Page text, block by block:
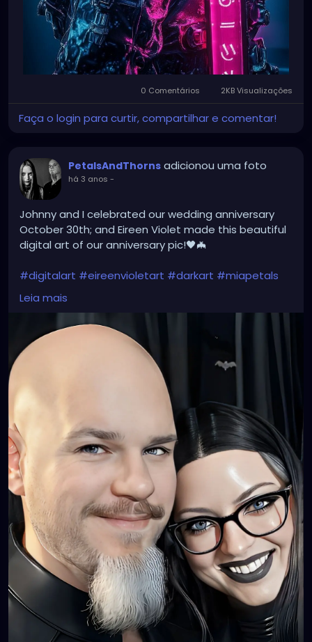
0 Comentários 2KB Visualizações
Faça o login para curtir, compartilhar e comentar!
PetalsAndThorns adicionou uma foto
há 3 anos -
Johnny and I celebrated our wedding anniversary
October 30th; and Eireen Violet made this beautiful
digital art of our anniversary pic!🖤🦇
#digitalart #eireenvioletart #darkart #miapetals
#johnnythorns
#petalsandthorns
#photography
Leia mais